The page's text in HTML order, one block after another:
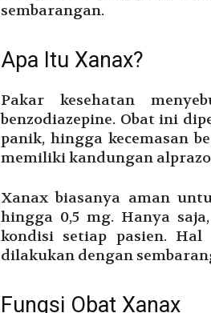
sembarangan.
Apa Itu Xanax?
Pakar kesehatan
benzodiazepine. Obat ini
panik, hingga kecemasan
memiliki kandungan
Xanax biasanya aman
hingga 0,5 mg. Hanya
kondisi setiap pasien.
dilakukan dengan
Fungsi Obat Xanax